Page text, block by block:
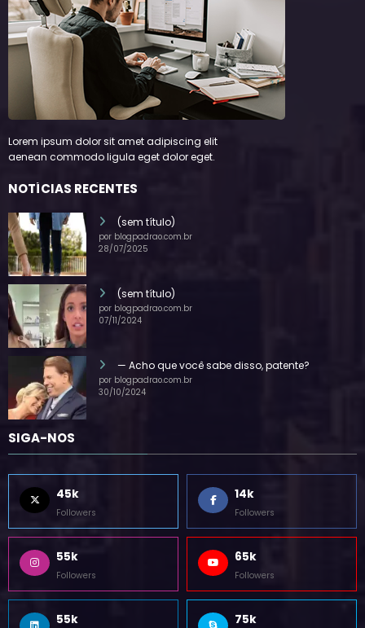
Lorem ipsum dolor sit amet adipiscing elit
(sem título)
por blogpadrao.com.br
(sem título)
por blogpadrao.com.br
— Acho que você sabe disso, patente?
por blogpadrao.com.br
SIGA-NOS
45k
Followers
14k
Followers
55k
Followers
65k
Followers